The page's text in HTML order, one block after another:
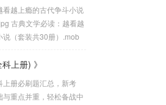
小版本更新，基本只有一
以在下面分享的第一个书
的最新版。不过就算阅
网站就是收集了众多书
Yiove书源仓库第一个
看越上瘾的古代争斗小说
古典文学必读：越看越
说（套装共30册）.mob
。古典文学必读：
s/2b38240b29e
上册) 》
上册必刷题汇总，新考
重点并重，轻松备战中